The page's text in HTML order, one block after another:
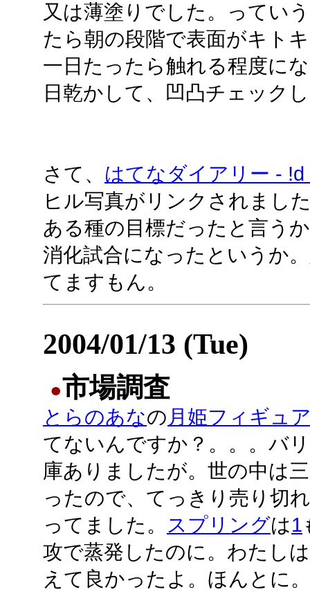
又は薄塗りでした。ってい
たら朝の段階で表面がキト
一日たったら触れる程度に
日乾かして、凹凸チェック
さて、 はてなダイアリー -
ヒル写真がリンクされまし
ある種の目標だったと言う
消化試合になったというか
てますもん。
2004/01/13 (Tue)
●市場調査
とらのあなの 月姫フィギュ
てないんですか？。。。バ
庫ありましたが。世の中は
ったので、てっきり売り切
ってました。
スプリングは1
攻で蒸発したのに。わたし
えて良かったよ。ほんとに。